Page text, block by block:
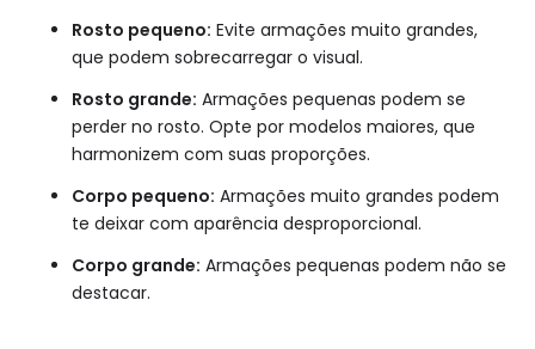
Rosto pequeno: Evite armações muito grandes,
que podem sobrecarregar o visual.
Rosto grande: Armações pequenas podem se
perder no rosto. Opte por modelos maiores, que
harmonizem com suas proporções.
Corpo pequeno: Armações muito grandes podem
te deixar com aparência desproporcional.
Corpo grande: Armações pequenas podem não se
destacar.